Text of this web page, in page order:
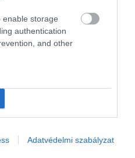
enable storage
authentication
and other
Adatvédelmi szabályzat